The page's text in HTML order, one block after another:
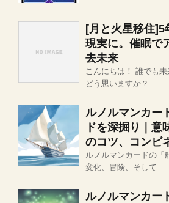
[月と火星移住]5
現実に。催眠で
去未来
こんにちは！ 誰でも
どう思いますか？
ルノルマンカー
ドを深掘り｜意
のコツ、コンビ
ルノルマンカードの「
変化、冒険、そして
ルノルマンカー